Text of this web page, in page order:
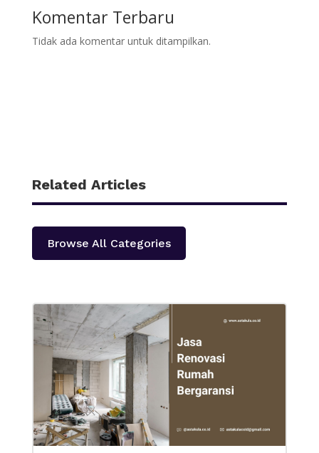
Komentar Terbaru
Tidak ada komentar untuk ditampilkan.
Related Articles
Browse All Categories